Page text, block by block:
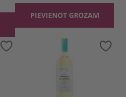
PIEVIENOT GROZAM